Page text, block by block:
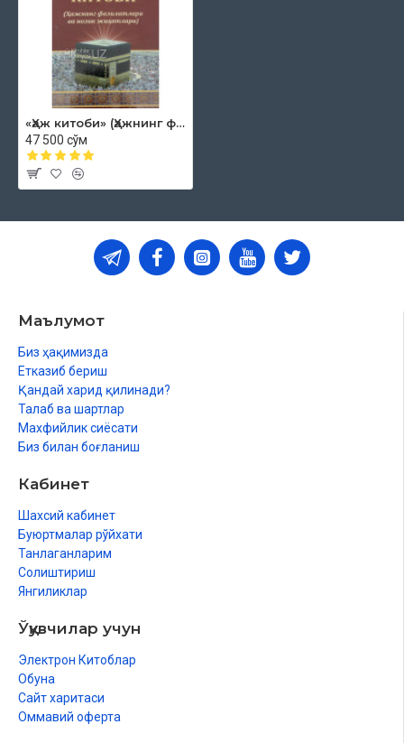
«Ҳаж китоби» (Ҳажнинг фазилатлари ва нозик жиҳатлари)
47 500 сўм
Маълумот
Биз ҳақимизда
Етказиб бериш
Қандай харид қилинади?
Талаб ва шартлар
Махфийлик сиёсати
Биз билан боғланиш
Кабинет
Шахсий кабинет
Буюртмалар рўйхати
Танлаганларим
Солиштириш
Янгиликлар
Ўқувчилар учун
Электрон Китоблар
Обуна
Сайт харитаси
Оммавий оферта